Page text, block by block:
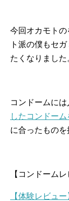
今回オカモト
ト派の僕もセ
たくなりました
コンドームには
したコンドー
に合ったものを
【コンドーム
【体験レビュ